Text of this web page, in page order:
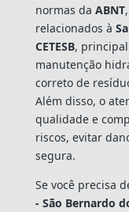
normas da ABNT
relacionados à
CETESB,
manutenção
correto de
Além disso, o
qualidade e
riscos, evitar
segura.
Se você precisa
- São Bernardo